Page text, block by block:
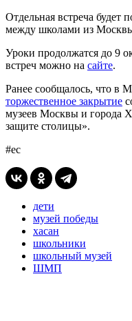
Отдельная встреча будет
между школами из
Уроки продолжатся до 9
встреч можно на сайте.
Ранее сообщалось, что в
торжественное закрытие
музеев Москвы и города
защите столицы».
#ес
дети
музей победы
хасан
школьники
школьный музей
ШМП